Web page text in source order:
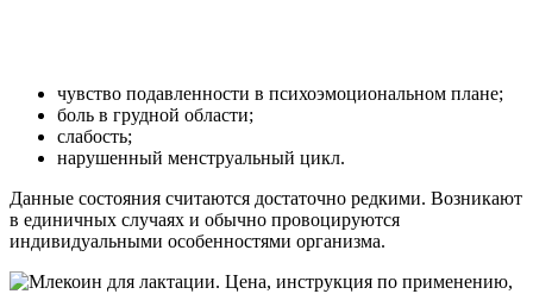
чувство подавленности в психоэмоциональном плане;
боль в грудной области;
слабость;
нарушенный менструальный цикл.
Данные состояния считаются достаточно редкими. Возникают
в единичных случаях и обычно провоцируются
индивидуальными особенностями организма.